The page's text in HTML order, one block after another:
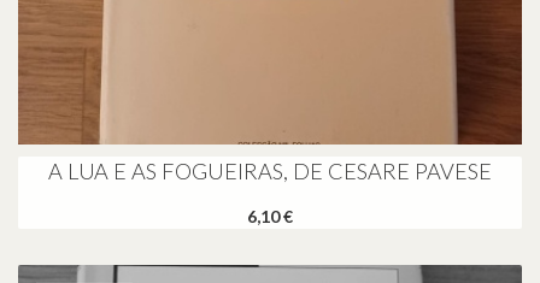
A LUA E AS FOGUEIRAS, DE CESARE PAVESE
6,10 €